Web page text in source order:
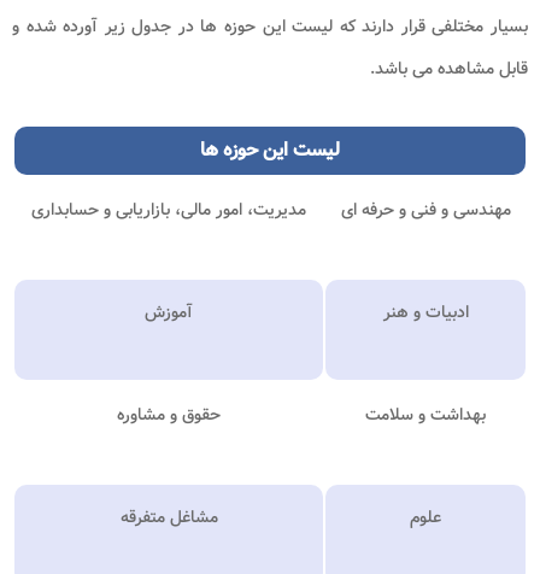
بسیار مختلفی قرار دارند که لیست این حوزه ها در جدول زیر آورده شده و
قابل مشاهده می باشد.
لیست این حوزه ها
مهندسی و فنی و حرفه ای مدیریت، امور مالی، بازاریابی و حسابداری
ادبیات و هنر آموزش
بهداشت و سلامت حقوق و مشاوره
علوم مشاغل متفرقه